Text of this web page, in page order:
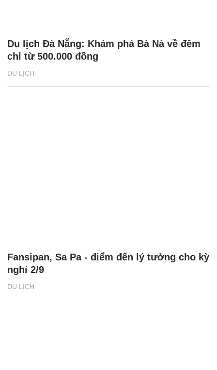
DU LỊCH
Du lịch Đà Nẵng: Khám phá Bà Nà về đêm
chỉ từ 500.000 đồng
DU LỊCH
Fansipan, Sa Pa - điểm đến lý tưởng cho kỳ
nghỉ 2/9